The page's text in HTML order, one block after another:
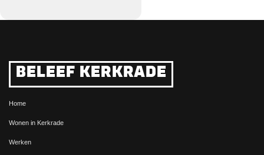
BELEEF KERKRADE
Home
Wonen in Kerkrade
Werken